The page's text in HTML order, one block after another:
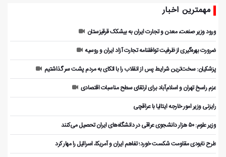
مهمترین اخبار
ورود وزیر صنعت، معدن و تجارت ایران به بیشکک قرقیزستان
ضرورت بهره‌گیری از ظرفیت توافقنامه تجارت آزاد ایران و روسیه
پزشکیان: سخت‌ترین شرایط پس از انقلاب را با اتکای به مردم پشت سر گذاشتیم
عزم راسخ تهران و اسلام‌آباد برای ارتقای سطح مناسبات اقتصادی
رایزنی وزیر امور خارجه ایتالیا با عراقچی
وزیر علوم: ۵۰ هزار دانشجوی عراقی در دانشگاه‌های ایران تحصیل می‌کنند
طرح نابودی مقاومت شکست خورد؛ تفاهم ایران و آمریکا، اسرائیل را مهار کرد